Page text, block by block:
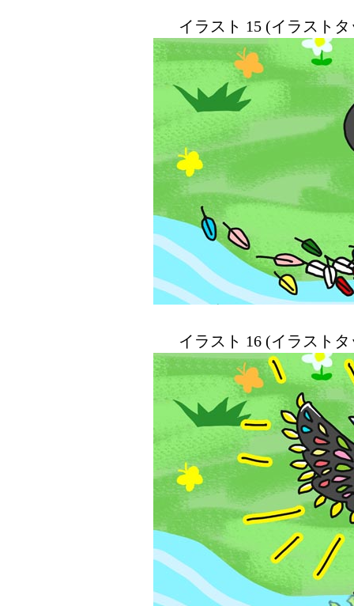
イラスト 15 (イラスト
イラスト 16 (イラスト